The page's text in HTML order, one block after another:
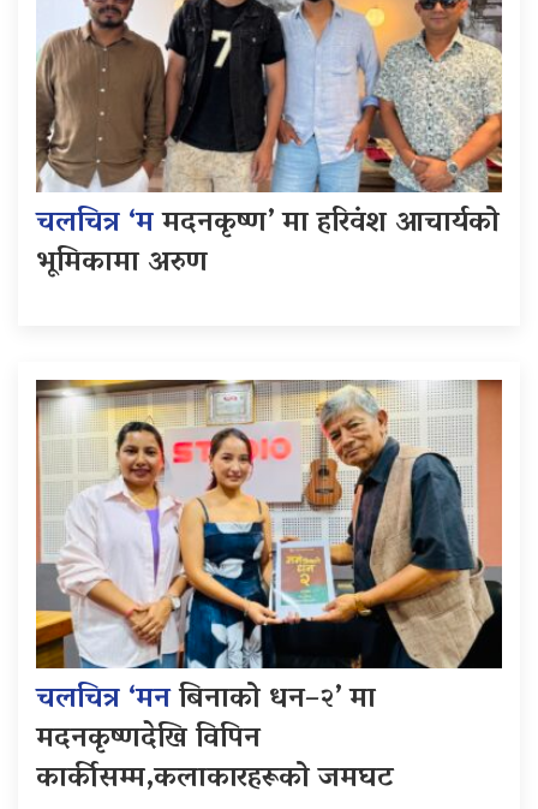
चलचित्र ‘ममदनकृष्ण’ मा हरिवंश आचार्यको
भूमिकामा अरुण
चलचित्र ‘मनबिनाको धन–२’ मा
मदनकृष्णदेखि विपिन
कार्कीसम्म,कलाकारहरूको जमघट